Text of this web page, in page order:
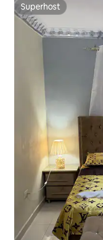
Superhost
Superhost